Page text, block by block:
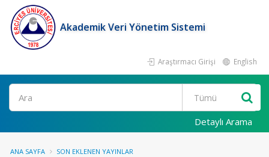
Akademik Veri Yönetim Sistemi
Araştırmacı Girişi English
Ara
Detaylı Arama
ANA SAYFA SON EKLENEN YAYINLAR